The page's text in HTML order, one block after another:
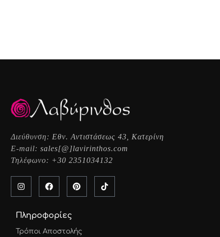
Διεύθυνση:Εθν. Αντιστάσεως 43, Κατερίνη
E-mail:sales[@]lavirinthos.com
Τηλέφωνο: +30 2351034132
Πληροφορίες
Τρόποι Αποστολής